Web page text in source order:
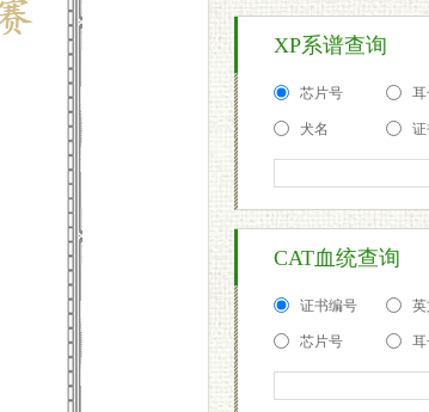
XP系谱查询
芯片号 耳
犬名 证
CAT血统查询
证书编号 英
芯片号 耳